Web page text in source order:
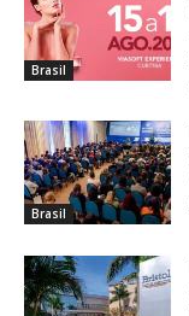
Brasil
Brasil